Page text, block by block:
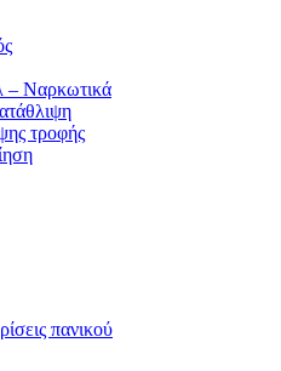
– Ναρκωτικά
τροφής
πανικού